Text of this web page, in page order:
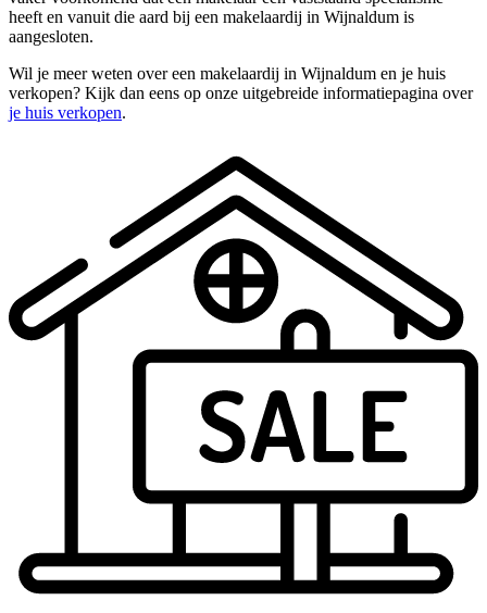
heeft en vanuit die aard bij een makelaardij in Wijnaldum is
aangesloten.
Wil je meer weten over een makelaardij in Wijnaldum en je huis
verkopen? Kijk dan eens op onze uitgebreide informatiepagina over
je huis verkopen.